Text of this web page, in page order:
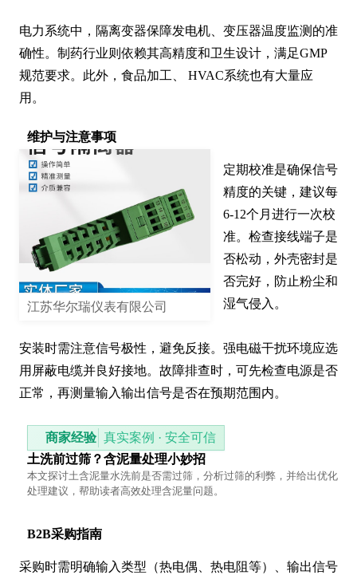
电力系统中，隔离变器保障发电机、变压器温度监测的准
确性。制药行业则依赖其高精度和卫生设计，满足GMP
规范要求。此外，食品加工、 HVAC系统也有大量应
用。
维护与注意事项
江苏华尔瑞仪表有限公司
定期校准是确保信号
精度的关键，建议每
6-12个月进行一次校
准。检查接线端子是
否松动，外壳密封是
否完好，防止粉尘和
湿气侵入。
安装时需注意信号极性，避免反接。强电磁干扰环境应选
用屏蔽电缆并良好接地。故障排查时，可先检查电源是否
正常，再测量输入输出信号是否在预期范围内。
商家经验 真实案例 · 安全可信
土洗前过筛？含泥量处理小妙招
本文探讨土含泥量水洗前是否需过筛，分析过筛的利弊，并给出优化
处理建议，帮助读者高效处理含泥量问题。
B2B采购指南
采购时需明确输入类型（热电偶、热电阻等）、输出信号